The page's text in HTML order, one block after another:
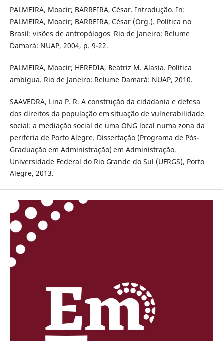
PALMEIRA, Moacir; BARREIRA, César. Introdução. In:
PALMEIRA, Moacir; BARREIRA, César (Org.). Política no
Brasil: visões de antropólogos. Rio de Janeiro: Relume
Damará: NUAP, 2004, p. 9-22.
PALMEIRA, Moacir; HEREDIA, Beatriz M. Alasia. Política
ambígua. Rio de Janeiro: Relume Damará: NUAP, 2010.
SAAVEDRA, Lina P. R. A construção da cidadania e defesa
dos direitos da população em situação de vulnerabilidade
social: a mediação social de uma ONG local numa zona da
periferia de Porto Alegre. Dissertação (Programa de Pós-
Graduação em Administração) em Administração.
Universidade Federal do Rio Grande do Sul (UFRGS), Porto
Alegre, 2013.